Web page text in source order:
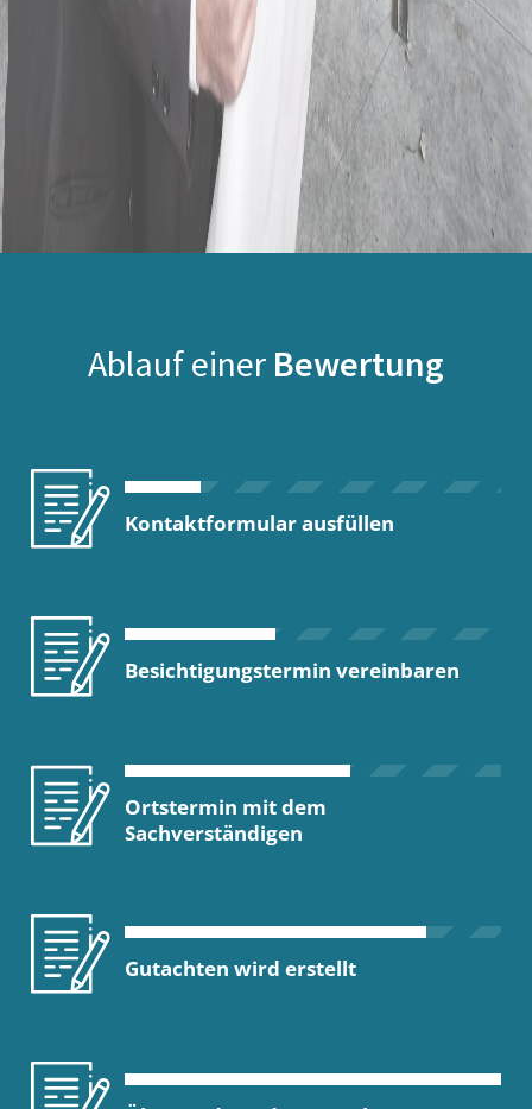
Ablauf einer Bewertung
Kontaktformular ausfüllen
Besichtigungstermin vereinbaren
Ortstermin mit dem
Sachverständigen
Gutachten wird erstellt